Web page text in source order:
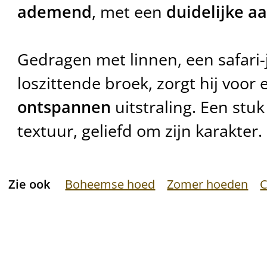
ademend, met een duidelijke
Gedragen met linnen, een
loszittende broek, zorgt hij voor
ontspannen uitstraling. Een
textuur, geliefd om zijn karakter.
Zie ook Boheemse hoed Zomer hoeden